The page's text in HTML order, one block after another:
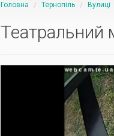
Головна Тернопіль Вулиці
Театральний